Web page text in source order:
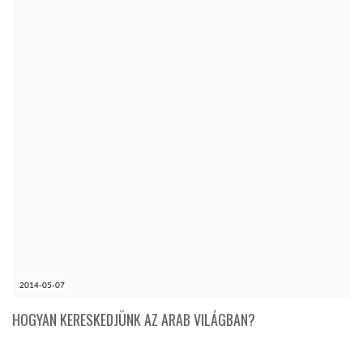
2014-05-07
HOGYAN KERESKEDJÜNK AZ ARAB VILÁGBAN?